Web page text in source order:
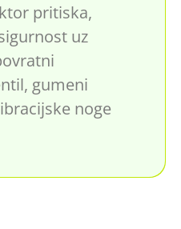
pritiska,
uz
gumeni
noge